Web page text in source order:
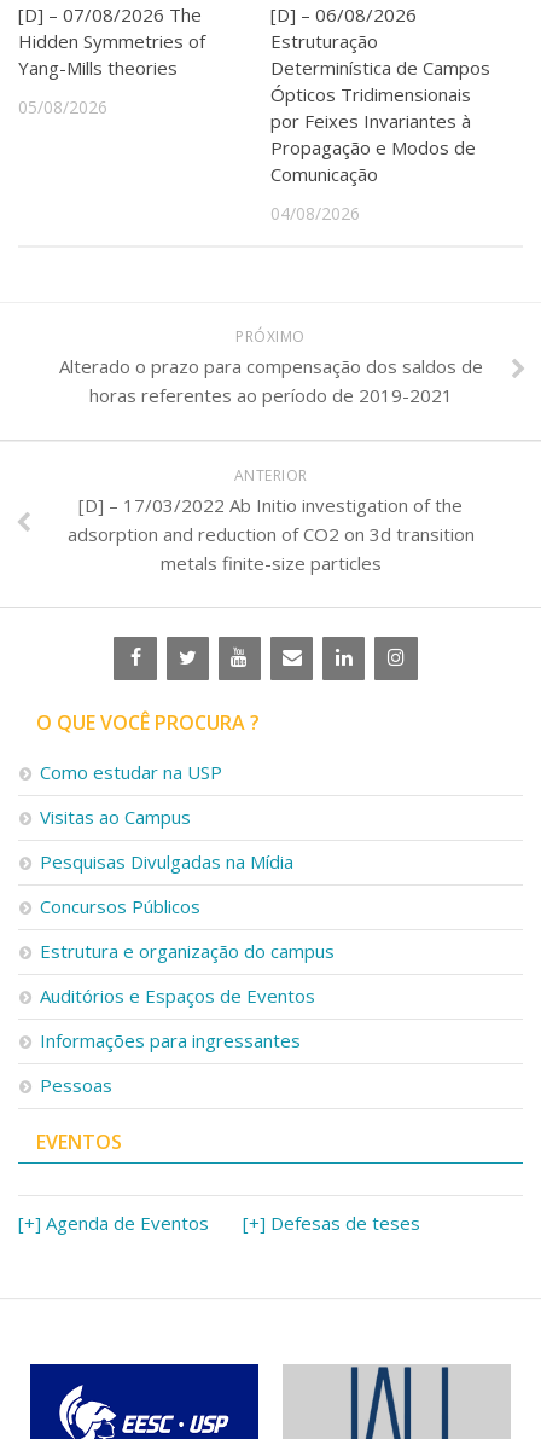
Assessorias e Mídias
Aplicativos e Sites
Agenda de Eventos
[D] – 07/08/2026 The
Hidden Symmetries of
Yang-Mills theories
05/08/2026
[D] – 06/08/2026
Estruturação
Determinística de Campos
Ópticos Tridimensionais
por Feixes Invariantes à
Propagação e Modos de
Comunicação
04/08/2026
PRÓXIMO
Alterado o prazo para compensação dos saldos de
horas referentes ao período de 2019-2021
ANTERIOR
[D] – 17/03/2022 Ab Initio investigation of the
adsorption and reduction of CO2 on 3d transition
metals finite-size particles
O QUE VOCÊ PROCURA ?
Como estudar na USP
Visitas ao Campus
Pesquisas Divulgadas na Mídia
Concursos Públicos
Estrutura e organização do campus
Auditórios e Espaços de Eventos
Informações para ingressantes
Pessoas
EVENTOS
[+] Agenda de Eventos [+] Defesas de teses